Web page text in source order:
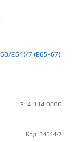
E61)/7 (E65-67)
314 114 0006
Код: 34514-7